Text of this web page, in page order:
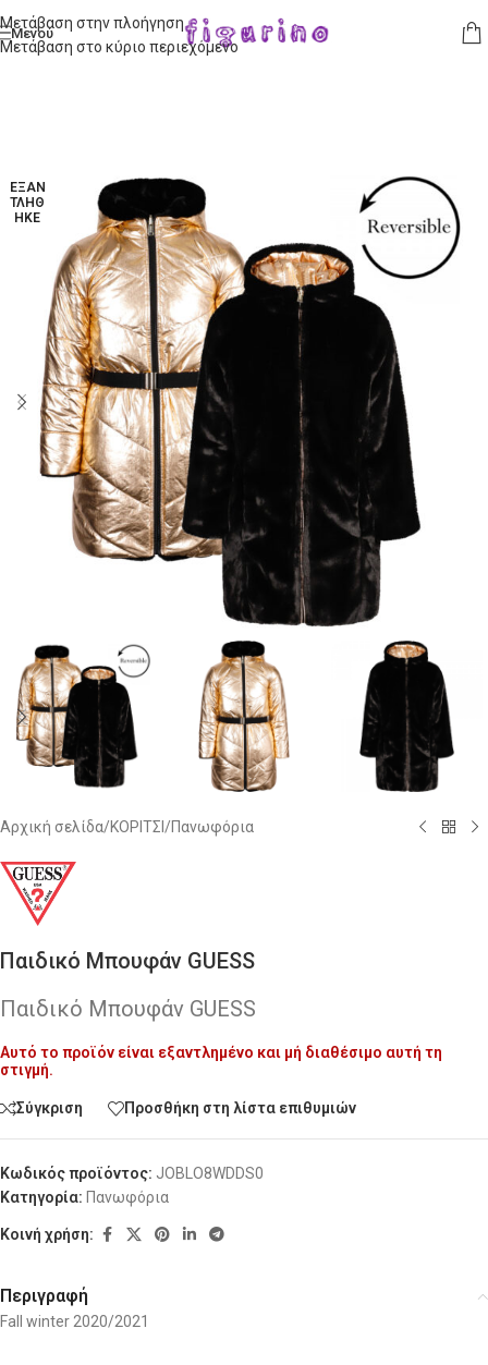
Μετάβαση στην πλοήγηση
Μετάβαση στο κύριο περιεχόμενο
Μενού
ΕΞΑΝ
ΤΛΉΘ
ΗΚΕ
Αρχική σελίδα/ΚΟΡΙΤΣΙ /Πανωφόρια
Παιδικό Μπουφάν GUESS
Παιδικό Μπουφάν GUESS
Αυτό το προϊόν είναι εξαντλημένο και μή διαθέσιμο αυτή τη
στιγμή.
Alternative:
Σύγκριση Προσθήκη στη λίστα επιθυμιών
Κωδικός προϊόντος: JOBLO8WDDS0
Κατηγορία: Πανωφόρια
Κοινή χρήση:
Περιγραφή
Fall winter 2020/2021